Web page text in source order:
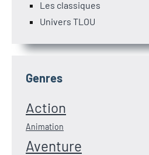
Les classiques
Univers TLOU
Genres
Action
Animation
Aventure